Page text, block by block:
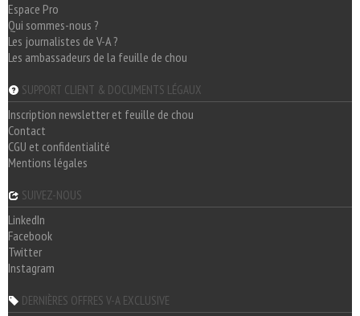
Espace Pro
Qui sommes-nous ?
Les journalistes de V-A ?
Les ambassadeurs de la feuille de chou
SUPPORT CLIENT & DOCUMENTS LÉGAUX
Inscription newsletter et feuille de chou
Contact
CGU et confidentialité
Mentions légales
SUIVEZ-NOUS
LinkedIn
Facebook
Twitter
Instagram
DERNIÈRES OFFRES V-A EXCLUSIVE